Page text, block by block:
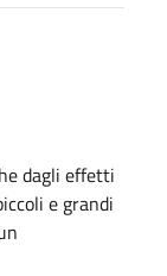
dagli effetti
e grandi